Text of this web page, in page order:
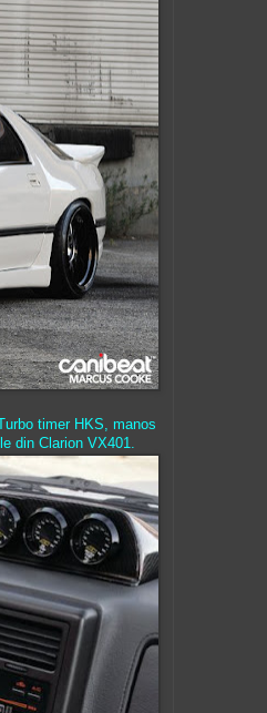
timer HKS, manos
din Clarion VX401.